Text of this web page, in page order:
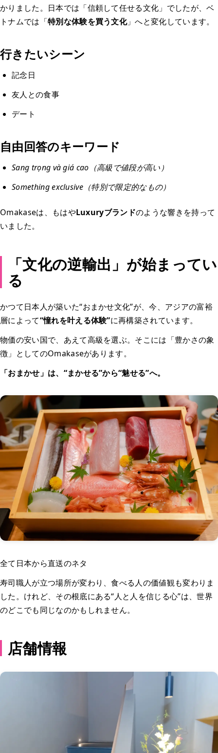
かりました。日本では「信頼して任せる文化」でしたが、ベ
トナムでは「特別な体験を買う文化」へと変化しています。
行きたいシーン
記念日
友人との食事
デート
自由回答のキーワード
Sang trọng và giá cao（高級で値段が高い）
Something exclusive（特別で限定的なもの）
Omakaseは、もはやLuxuryブランドのような響きを持って
いました。
「文化の逆輸出」が始まってい
る
かつて日本人が築いた“おまかせ文化”が、今、アジアの富裕
層によって“憧れを叶える体験”に再構築されています。
物価の安い国で、あえて高級を選ぶ。そこには「豊かさの象
徴」としてのOmakaseがあります。
「おまかせ」は、“まかせる”から“魅せる”へ。
全て日本から直送のネタ
寿司職人が立つ場所が変わり、食べる人の価値観も変わりま
した。けれど、その根底にある“人と人を信じる心”は、世界
のどこでも同じなのかもしれません。
店舗情報